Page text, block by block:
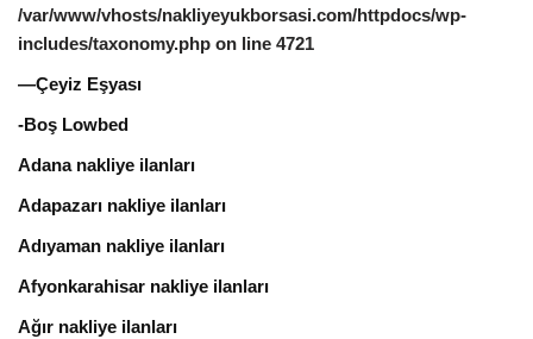
/var/www/vhosts/nakliyeyukborsasi.com/httpdocs/wp-
includes/taxonomy.php on line 4721
—Çeyiz Eşyası
-Boş Lowbed
Adana nakliye ilanları
Adapazarı nakliye ilanları
Adıyaman nakliye ilanları
Afyonkarahisar nakliye ilanları
Ağır nakliye ilanları